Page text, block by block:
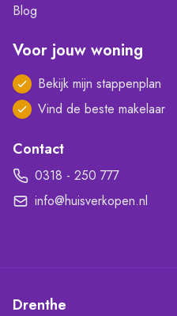
Blog
Voor jouw woning
Bekijk mijn stappenplan
Vind de beste makelaar
Contact
0318 - 250 777
info@huisverkopen.nl
Drenthe